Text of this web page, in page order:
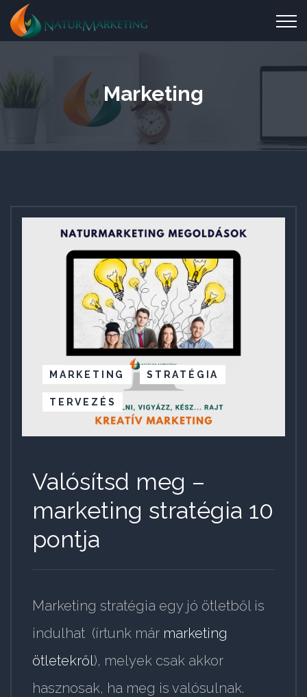
Marketing
MARKETING STRATÉGIA
TERVEZÉS
Valósítsd meg –
marketing stratégia 10
pontja
Marketing stratégia egy jó ötletből is
indulhat (írtunk már marketing
ötletekről), melyek csak akkor
hasznosak, ha meg is valósulnak.